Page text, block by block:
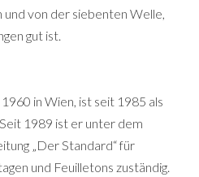
von der siebenten Welle,
gut ist.
in Wien, ist seit 1985 als
1989 ist er unter dem
„Der Standard“ für
und Feuilletons zuständig.